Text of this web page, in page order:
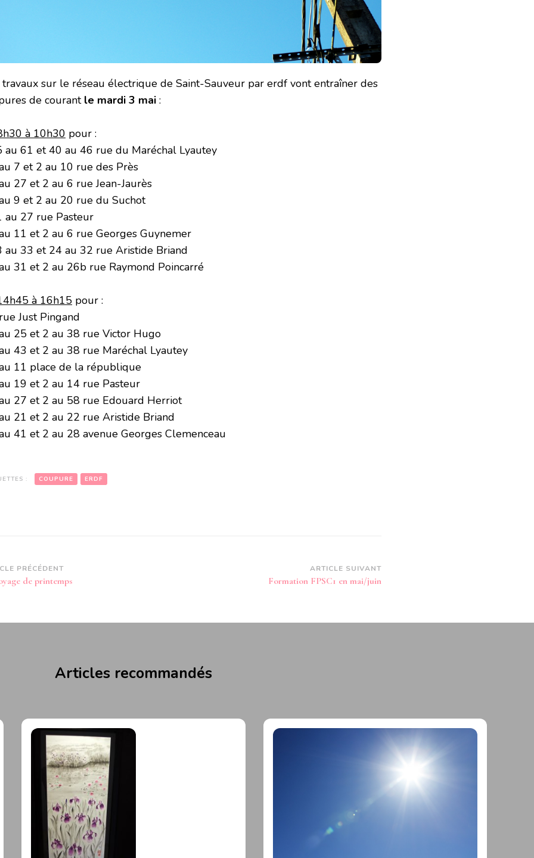
travaux sur le réseau électrique de Saint-Sauveur par erdf vont entraîner des
de courant le mardi 3 mai :
à 10h30 pour :
au 61 et 40 au 46 rue du Maréchal Lyautey
7 et 2 au 10 rue des Près
27 et 2 au 6 rue Jean-Jaurès
9 et 2 au 20 rue du Suchot
au 27 rue Pasteur
11 et 2 au 6 rue Georges Guynemer
au 33 et 24 au 32 rue Aristide Briand
31 et 2 au 26b rue Raymond Poincarré
à 16h15 pour :
Just Pingand
25 et 2 au 38 rue Victor Hugo
43 et 2 au 38 rue Maréchal Lyautey
11 place de la république
19 et 2 au 14 rue Pasteur
27 et 2 au 58 rue Edouard Herriot
21 et 2 au 22 rue Aristide Briand
41 et 2 au 28 avenue Georges Clemenceau
: COUPURE ERDF
PRÉCÉDENT
de printemps
ARTICLE SUIVANT
Formation FPSC1 en mai/juin
Articles recommandés